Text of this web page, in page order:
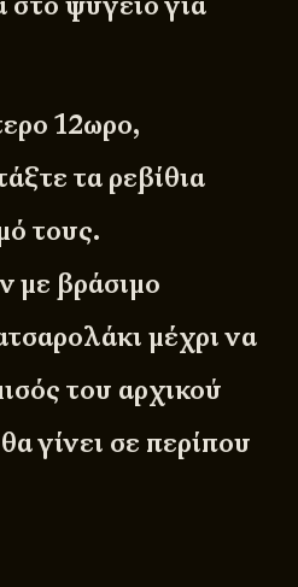
12ωρο,
τα ρεβίθια
τους.
με βράσιμο
μέχρι να
του αρχικού
γίνει σε περίπου